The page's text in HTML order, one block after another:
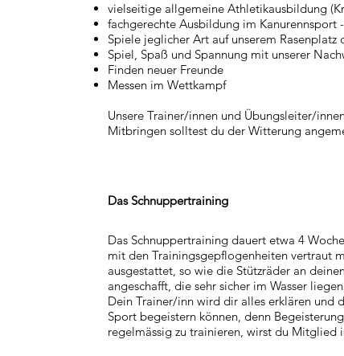
vielseitige allgemeine Athletikausbildung
fachgerechte Ausbildung im Kanurennsport
Spiele jeglicher Art auf unserem
Spiel, Spaß und Spannung mit unserer
Finden neuer Freunde
Messen im Wettkampf
Unsere Trainer/innen und Übungsleiter/
Mitbringen solltest du der Witterung
Das Schnuppertraining
Das Schnuppertraining dauert etwa 4
mit den Trainingsgepflogenheiten vertraut
ausgestattet, so wie die Stützräder an
angeschafft, die sehr sicher im Wasser
Dein Trainer/inn wird dir alles erklären und
Sport begeistern können, denn
regelmässig zu trainieren, wirst du Mitglied